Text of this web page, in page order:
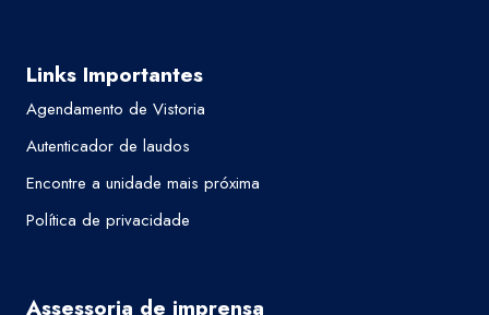
Links Importantes
Agendamento de Vistoria
Autenticador de laudos
Encontre a unidade mais próxima
Política de privacidade
Assessoria de imprensa